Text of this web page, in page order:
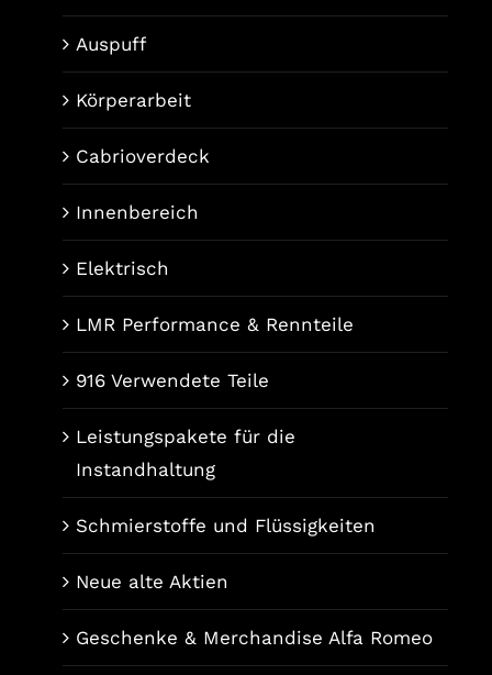
Auspuff
Körperarbeit
Cabrioverdeck
Innenbereich
Elektrisch
LMR Performance & Rennteile
916 Verwendete Teile
Leistungspakete für die
Instandhaltung
Schmierstoffe und Flüssigkeiten
Neue alte Aktien
Geschenke & Merchandise Alfa Romeo